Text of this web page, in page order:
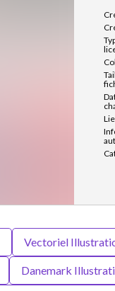
Vectoriel
Danemark